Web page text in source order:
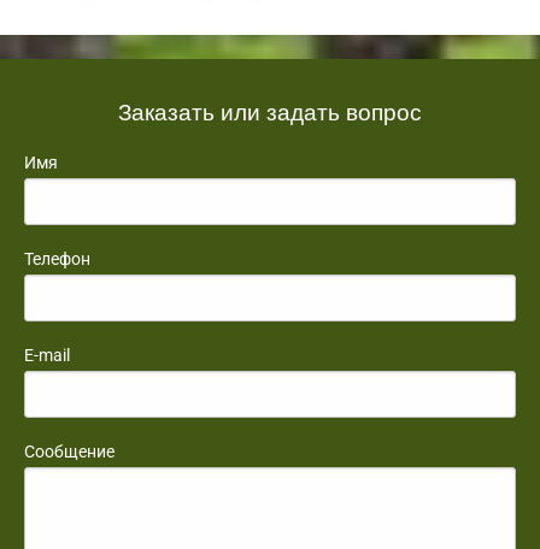
Заказать или задать вопрос
Имя
Телефон
E-mail
Сообщение